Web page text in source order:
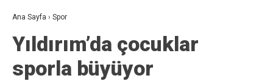
Ana Sayfa › Spor
Yıldırım’da çocuklar
sporla büyüyor